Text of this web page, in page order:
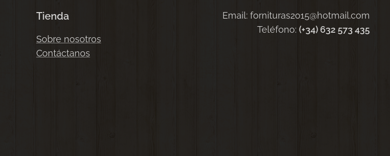
Tienda
Sobre nosotros
Contáctanos
Email: fornituras2015@hotmail.com
Teléfono: (+34) 632 573 435